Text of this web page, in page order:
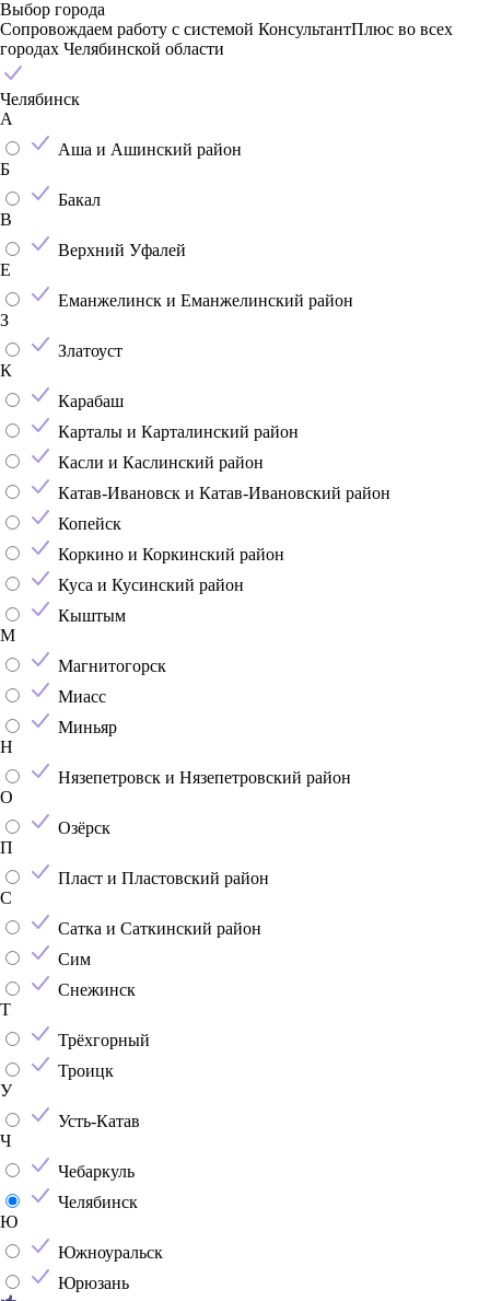
Выбор города
Сопровождаем работу с системой КонсультантПлюс во всех
городах Челябинской области
Челябинск
А
Аша и Ашинский район
Б
Бакал
В
Верхний Уфалей
Е
Еманжелинск и Еманжелинский район
З
Златоуст
К
Карабаш
Карталы и Карталинский район
Касли и Каслинский район
Катав-Ивановск и Катав-Ивановский район
Копейск
Коркино и Коркинский район
Куса и Кусинский район
Кыштым
М
Магнитогорск
Миасс
Миньяр
Н
Нязепетровск и Нязепетровский район
О
Озёрск
П
Пласт и Пластовский район
С
Сатка и Саткинский район
Сим
Снежинск
Т
Трёхгорный
Троицк
У
Усть-Катав
Ч
Чебаркуль
Челябинск
Ю
Южноуральск
Юрюзань